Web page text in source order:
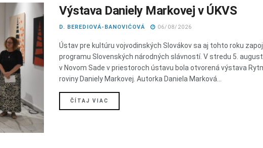
Výstava Daniely Markovej v ÚKVS
D. BEREDIOVÁ-BANOVIĆOVÁ 06/08/2026
Ústav pre kultúru vojvodinských Slovákov sa aj tohto roku
programu Slovenských národných slávností. V stredu 5.
v Novom Sade v priestoroch ústavu bola otvorená výstava
roviny Daniely Markovej. Autorka Daniela Marková...
ČÍTAJ VIAC